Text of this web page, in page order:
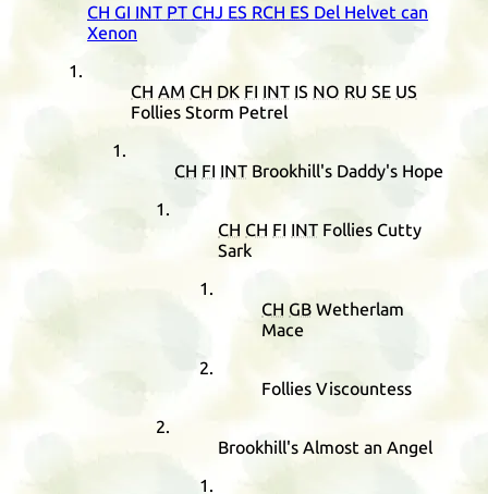
CH GI INT PT CHJ ES RCH ES Del Helvet can
Xenon
CH AM CH DK FI INT IS NO RU SE US
Follies Storm Petrel
CH FI INT Brookhill's Daddy's Hope
CH CH FI INT Follies Cutty
Sark
CH GB Wetherlam
Mace
Follies Viscountess
Brookhill's Almost an Angel